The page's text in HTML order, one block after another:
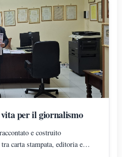
per il giornalismo
e costruito
carta stampata, editoria e